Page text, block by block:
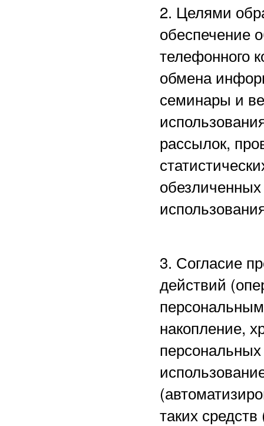
2. Целями
обеспечение
телефонного
обмена
семинары и
рассылок,
3. Согласие
действий
накопление,
таких